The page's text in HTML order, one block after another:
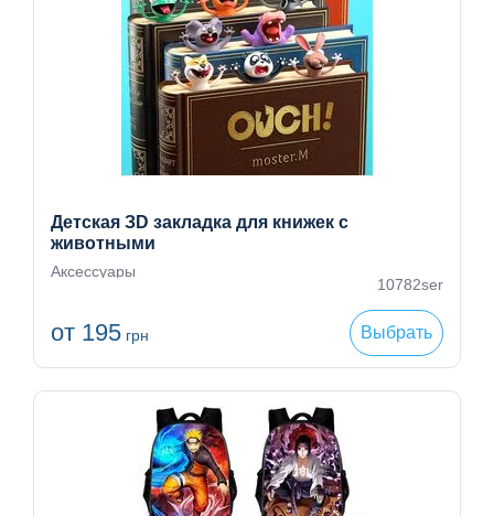
Детская ЗD закладка для книжек с
животными
Аксессуары
10782ser
от 195 грн Выбрать